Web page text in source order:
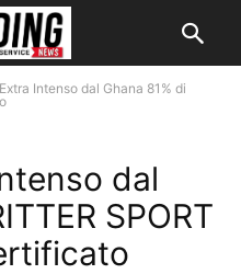
Intenso dal Ghana 81% di
dal
SPORT